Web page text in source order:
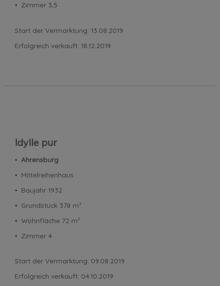
⦁ Zimmer 3,5
Start der Vermarktung: 13.08.2019
Erfolgreich verkauft: 18.12.2019
Idylle pur
⦁ Ahrensburg
⦁ Mittelreihenhaus
⦁ Baujahr 1932
⦁ Grundstück 378 m²
⦁ Wohnfläche 72 m²
⦁ Zimmer 4
Start der Vermarktung: 09.08.2019
Erfolgreich verkauft: 04.10.2019